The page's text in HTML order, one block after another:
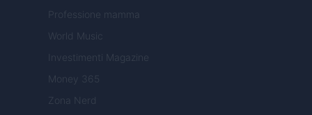
Professione mamma
World Music
Investimenti Magazine
Money 365
Zona Nerd